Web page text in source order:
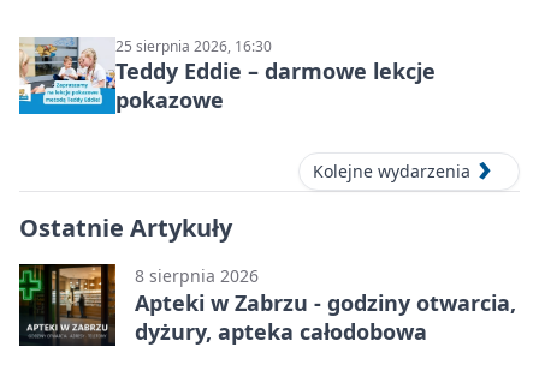
miasta
25 sierpnia 2026, 16:30
Teddy Eddie – darmowe lekcje
pokazowe
Kolejne wydarzenia
Ostatnie Artykuły
8 sierpnia 2026
Apteki w Zabrzu - godziny otwarcia,
dyżury, apteka całodobowa